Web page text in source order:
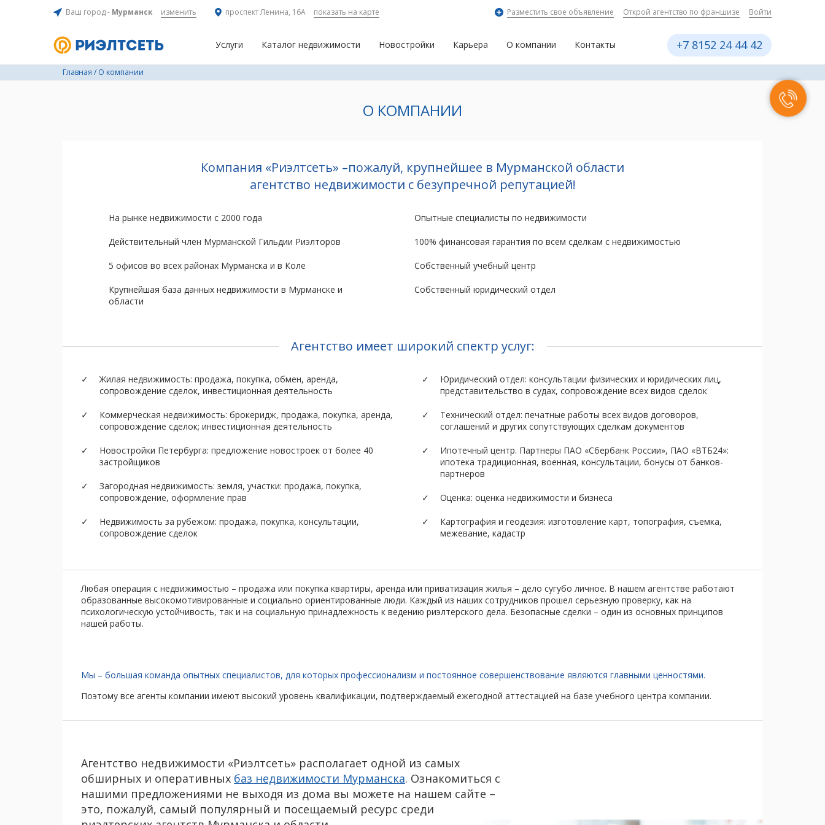
Ваш город - Мурманск изменить проспект Ленина, 16А показать на карте Разместить свое объявление Открой агентство по франшизе Войти
Услуги Каталог недвижимости Новостройки Карьера О компании Контакты +7 8152 24 44 42
Главная / О компании
О КОМПАНИИ
Компания «Риэлтсеть» –пожалуй, крупнейшее в Мурманской области
агентство недвижимости с безупречной репутацией!
На рынке недвижимости с 2000 года
Действительный член Мурманской Гильдии Риэлторов
5 офисов во всех районах Мурманска и в Коле
Крупнейшая база данных недвижимости в Мурманске и
области
Опытные специалисты по недвижимости
100% финансовая гарантия по всем сделкам с недвижимостью
Собственный учебный центр
Собственный юридический отдел
Агентство имеет широкий спектр услуг:
Жилая недвижимость: продажа, покупка, обмен, аренда,
сопровождение сделок, инвестиционная деятельность
Коммерческая недвижимость: брокеридж, продажа, покупка, аренда,
сопровождение сделок; инвестиционная деятельность
Новостройки Петербурга: предложение новостроек от более 40
застройщиков
Загородная недвижимость: земля, участки: продажа, покупка,
сопровождение, оформление прав
Недвижимость за рубежом: продажа, покупка, консультации,
сопровождение сделок
Юридический отдел: консультации физических и юридических лиц,
представительство в судах, сопровождение всех видов сделок
Технический отдел: печатные работы всех видов договоров,
соглашений и других сопутствующих сделкам документов
Ипотечный центр. Партнеры ПАО «Сбербанк России», ПАО «ВТБ24»:
ипотека традиционная, военная, консультации, бонусы от банков-
партнеров
Оценка: оценка недвижимости и бизнеса
Картография и геодезия: изготовление карт, топография, съемка,
межевание, кадастр
Любая операция с недвижимостью – продажа или покупка квартиры, аренда или приватизация жилья – дело сугубо личное. В нашем агентстве работают
образованные высокомотивированные и социально ориентированные люди. Каждый из наших сотрудников прошел серьезную проверку, как на
психологическую устойчивость, так и на социальную принадлежность к ведению риэлтерского дела. Безопасные сделки – один из основных принципов
нашей работы.
Мы – большая команда опытных специалистов, для которых профессионализм и постоянное совершенствование являются главными ценностями.
Поэтому все агенты компании имеют высокий уровень квалификации, подтверждаемый ежегодной аттестацией на базе учебного центра компании.
Агентство недвижимости «Риэлтсеть» располагает одной из самых
обширных и оперативных баз недвижимости Мурманска. Ознакомиться с
нашими предложениями не выходя из дома вы можете на нашем сайте –
это, пожалуй, самый популярный и посещаемый ресурс среди